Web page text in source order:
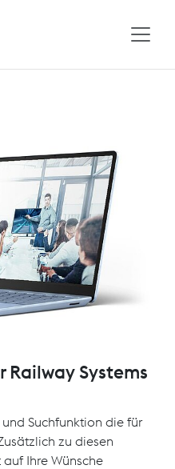
Railway Systems
Suchfunktion die für
zu diesen
Ihre Wünsche